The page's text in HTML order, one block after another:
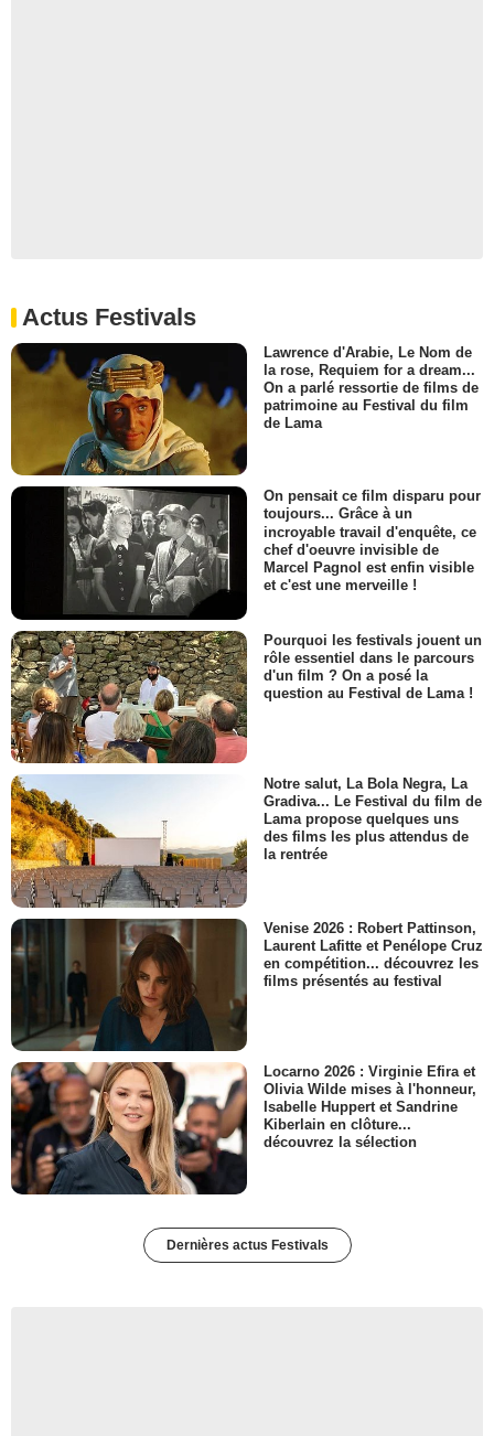
Actus Festivals
Lawrence d'Arabie, Le Nom de
la rose, Requiem for a dream...
On a parlé ressortie de films de
patrimoine au Festival du film
de Lama
On pensait ce film disparu pour
toujours... Grâce à un
incroyable travail d'enquête, ce
chef d'oeuvre invisible de
Marcel Pagnol est enfin visible
et c'est une merveille !
Pourquoi les festivals jouent un
rôle essentiel dans le parcours
d'un film ? On a posé la
question au Festival de Lama !
Notre salut, La Bola Negra, La
Gradiva... Le Festival du film de
Lama propose quelques uns
des films les plus attendus de
la rentrée
Venise 2026 : Robert Pattinson,
Laurent Lafitte et Penélope Cruz
en compétition... découvrez les
films présentés au festival
Locarno 2026 : Virginie Efira et
Olivia Wilde mises à l'honneur,
Isabelle Huppert et Sandrine
Kiberlain en clôture...
découvrez la sélection
Dernières actus Festivals